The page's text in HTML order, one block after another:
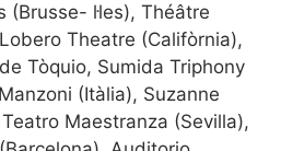
l·les), Théâtre
Theatre (Califòrnia),
Tòquio, Sumida Triphony
(Itàlia), Suzanne
Maestranza (Sevilla),